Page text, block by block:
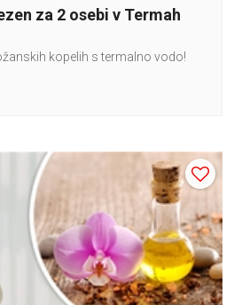
za 2 osebi v Termah
kopelih s termalno vodo!